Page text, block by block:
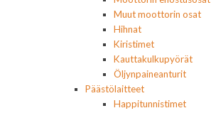
Muut moottorin osat
Hihnat
Kiristimet
Kauttakulkupyörät
Öljynpaineanturit
Päästölaitteet
Happitunnistimet